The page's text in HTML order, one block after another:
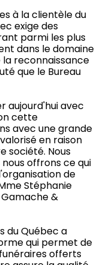
à la clientèle du
exige des
parmi les plus
dans le domaine
reconnaissance
que le Bureau
aujourd'hui avec
cette
avec une grande
en raison
société. Nous
offrons ce qui
de
Stéphanie
&
du Québec a
qui permet de
offerts